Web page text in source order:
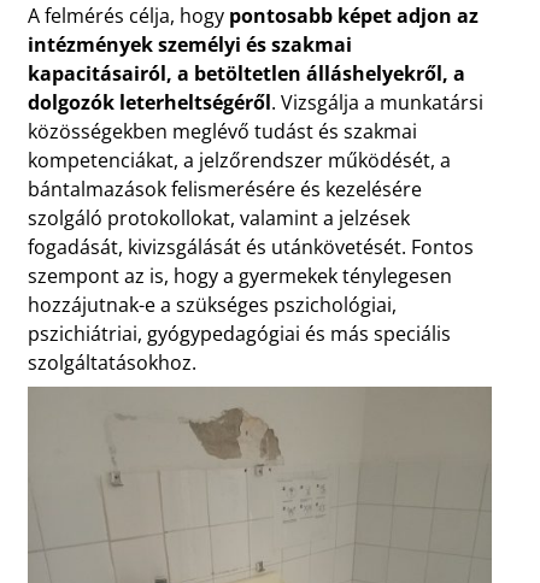
A felmérés célja, hogy pontosabb képet adjon az
intézmények személyi és szakmai
kapacitásairól, a betöltetlen álláshelyekről, a
dolgozók leterheltségéről. Vizsgálja a munkatársi
közösségekben meglévő tudást és szakmai
kompetenciákat, a jelzőrendszer működését, a
bántalmazások felismerésére és kezelésére
szolgáló protokollokat, valamint a jelzések
fogadását, kivizsgálását és utánkövetését. Fontos
szempont az is, hogy a gyermekek ténylegesen
hozzájutnak-e a szükséges pszichológiai,
pszichiátriai, gyógypedagógiai és más speciális
szolgáltatásokhoz.